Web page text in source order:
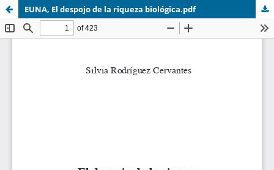
EUNA, El despojo de la riqueza biológica.pdf